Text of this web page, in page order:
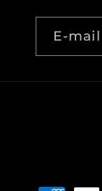
E-mail